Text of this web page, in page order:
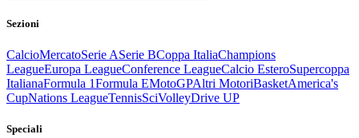
Sezioni
CalcioMercatoSerie ASerie BCoppa ItaliaChampions
LeagueEuropa LeagueConference LeagueCalcio EsteroSupercoppa
ItalianaFormula 1Formula EMotoGPAltri MotoriBasketAmerica's
CupNations LeagueTennisSciVolleyDrive UP
Speciali